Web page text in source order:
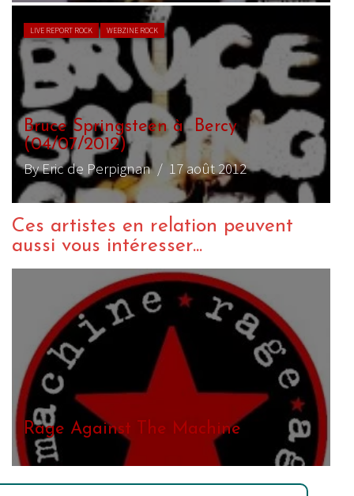
LIVE REPORT ROCK WEBZINE ROCK
Bruce Springsteen à Bercy
(04/07/2012)
By Eric de Perpignan/ 17 août 2012
Ces artistes en relation peuvent
aussi vous intéresser...
Rage Against The Machine